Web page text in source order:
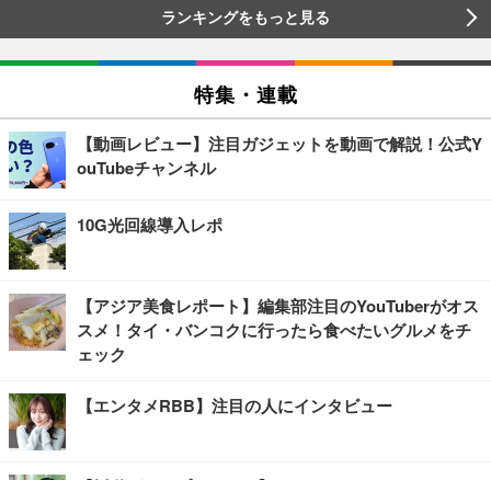
ランキングをもっと見る
特集・連載
【動画レビュー】注目ガジェットを動画で解説！公式Y
ouTubeチャンネル
10G光回線導入レポ
【アジア美食レポート】編集部注目のYouTuberがオス
スメ！タイ・バンコクに行ったら食べたいグルメをチ
ェック
【エンタメRBB】注目の人にインタビュー